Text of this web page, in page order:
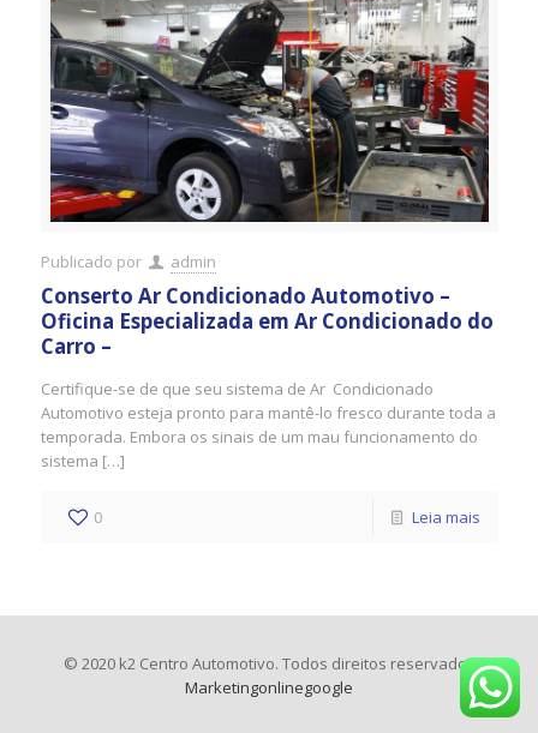
Publicado por admin
Conserto Ar Condicionado Automotivo –
Oficina Especializada em Ar Condicionado do
Carro –
Certifique-se de que seu sistema de Ar Condicionado
Automotivo esteja pronto para mantê-lo fresco durante toda a
temporada. Embora os sinais de um mau funcionamento do
sistema […]
0 Leia mais
© 2020 k2 Centro Automotivo. Todos direitos reservados
Marketingonlinegoogle